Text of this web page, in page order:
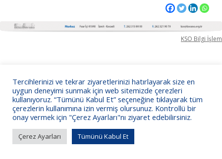
KSO Bilgi İşlem
Tercihlerinizi ve tekrar ziyaretlerinizi hatırlayarak size en
uygun deneyimi sunmak için web sitemizde çerezleri
kullanıyoruz. “Tümünü Kabul Et” seçeneğine tıklayarak tüm
çerezlerin kullanımına izin vermiş olursunuz. Kontrollü bir
onay vermek için "Çerez Ayarları"nı ziyaret edebilirsiniz.
Çerez Ayarları Tümünü Kabul Et